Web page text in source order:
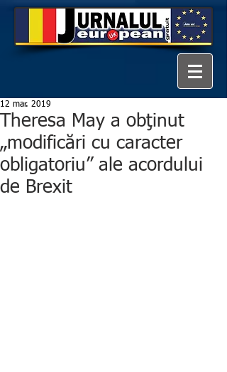
Theresa May a obţinut
„modificări cu caracter
obligatoriu” ale acordului
de Brexit
12 mar. 2019